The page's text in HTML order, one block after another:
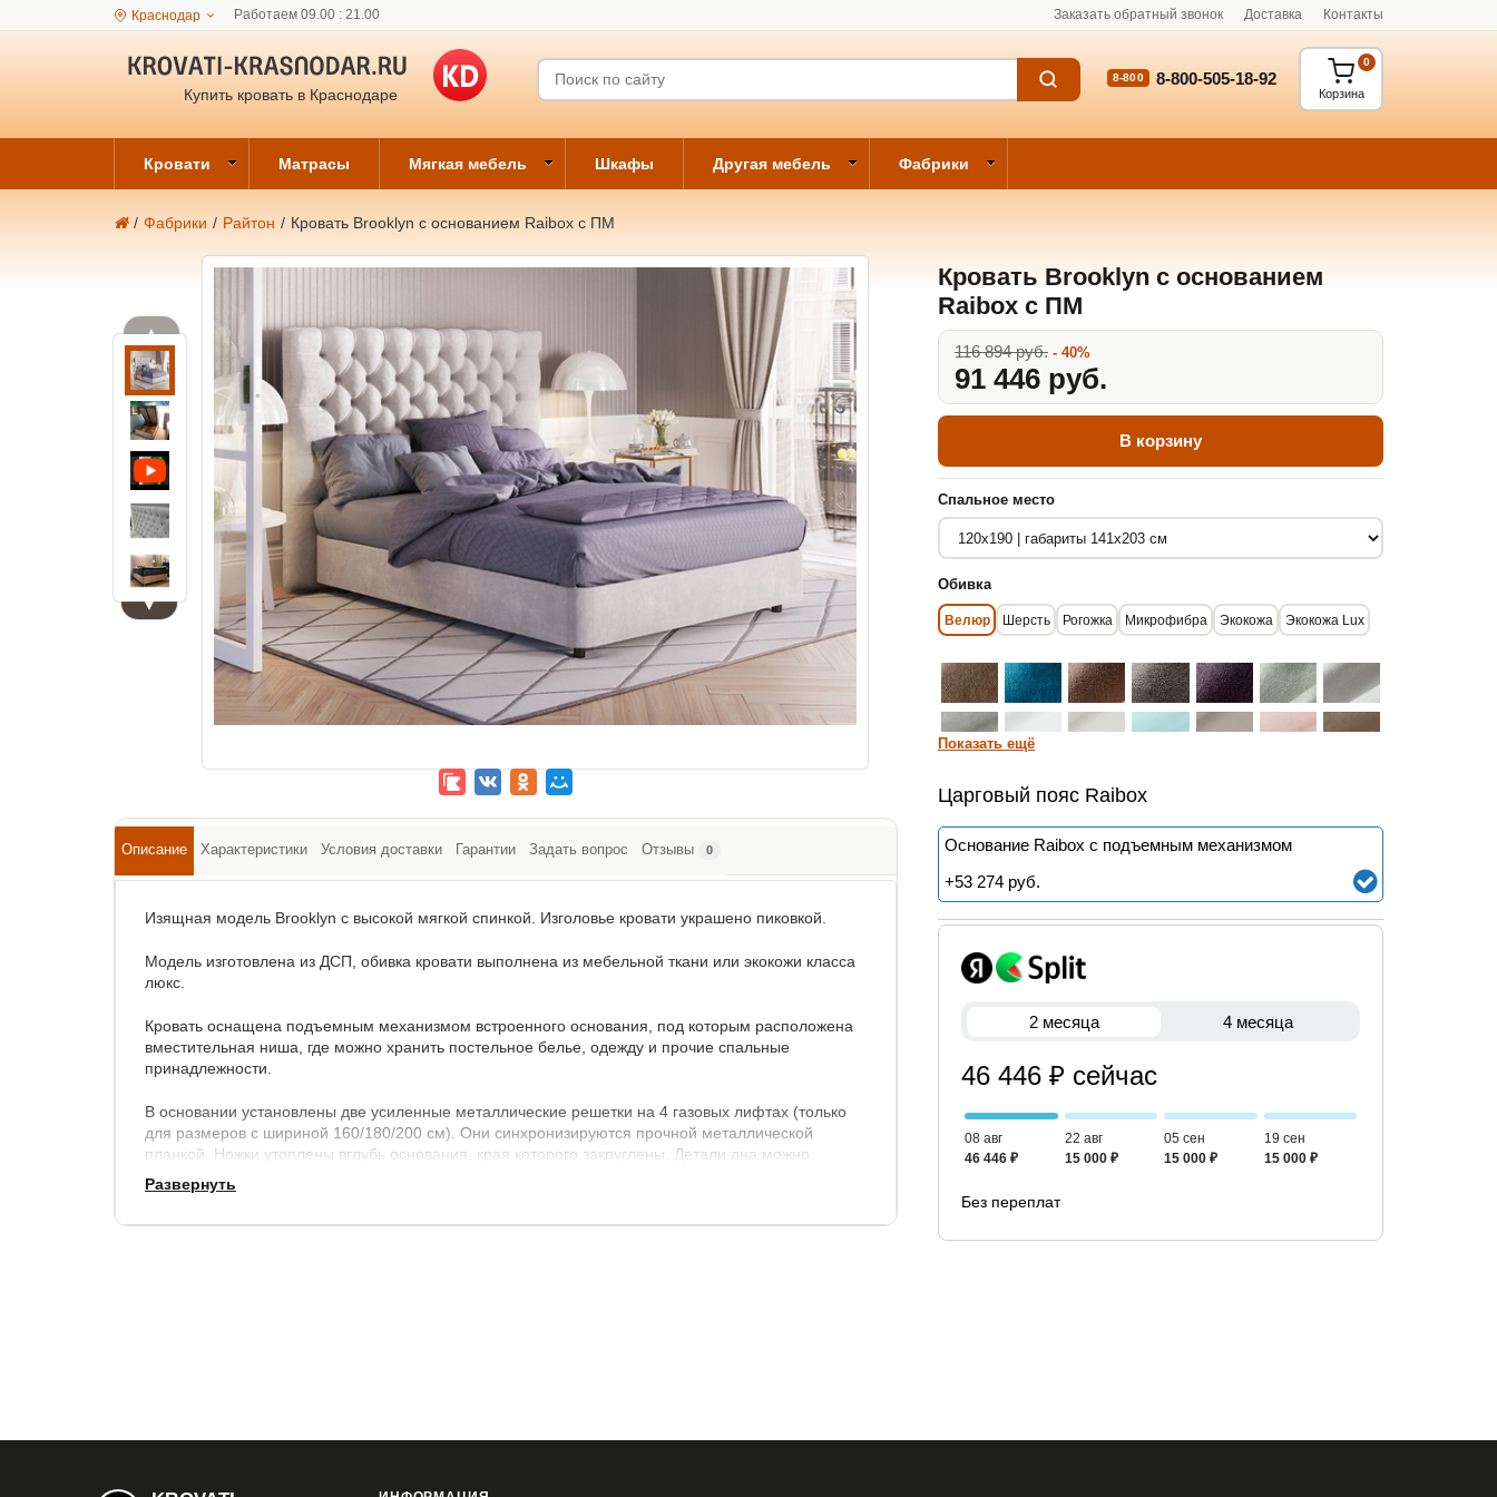
Краснодар Работаем 09.00 : 21.00 Заказать обратный звонок Доставка Контакты
Купить кровать в Краснодаре
8-800 8-800-505-18-92
Корзина
0
Кровати Матрасы Мягкая мебель Шкафы Другая мебель Фабрики
/ Фабрики / Райтон / Кровать Brooklyn с основанием Raibox с ПМ
▲
▼
Кровать Brooklyn с основанием
Raibox с ПМ
116 894 руб. - 40%
91 446 руб.
В корзину
Спальное место
Обивка
Велюр Шерсть Рогожка Микрофибра Экокожа Экокожа Lux
Показать ещё
Царговый пояс Raibox
Основание Raibox с подъемным механизмом
+53 274 руб.
2 месяца 4 месяца
46 446 ₽ сейчас
08 авг
46 446 ₽
22 авг
15 000 ₽
05 сен
15 000 ₽
19 сен
15 000 ₽
Без переплат
Описание Характеристики Условия доставки Гарантии Задать вопрос Отзывы 0
Изящная модель Brooklyn с высокой мягкой спинкой. Изголовье кровати украшено пиковкой.
Модель изготовлена из ДСП, обивка кровати выполнена из мебельной ткани или экокожи класса
люкс.
Кровать оснащена подъемным механизмом встроенного основания, под которым расположена
вместительная ниша, где можно хранить постельное белье, одежду и прочие спальные
принадлежности.
В основании установлены две усиленные металлические решетки на 4 газовых лифтах (только
для размеров с шириной 160/180/200 см). Они синхронизируются прочной металлической
планкой. Ножки утоплены вглубь основания, края которого закруглены. Детали дна можно
раздвигать для уборки. Основание оснащено двумя подъемными петлями. В основаниях с
шириной 80/90/120/140 см установлена одна металлическая решетка с 2-мя газлифтами.
Толщина изголовья: 11,5 см.
Развернуть